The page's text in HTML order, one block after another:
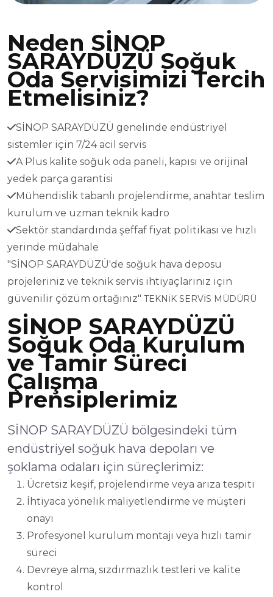
Neden SİNOP
SARAYDÜZÜ Soğuk
Oda Servisimizi Tercih
Etmelisiniz?
SİNOP SARAYDÜZÜ genelinde endüstriyel
sistemler için 7/24 acil servis
A Plus kalite soğuk oda paneli, kapısı ve orijinal
yedek parça garantisi
Mühendislik tabanlı projelendirme, anahtar teslim
kurulum ve uzman teknik kadro
Sektör standardında şeffaf fiyat politikası ve hızlı
yerinde müdahale
"SİNOP SARAYDÜZÜ'de soğuk hava deposu
projeleriniz ve teknik servis ihtiyaçlarınız için
güvenilir çözüm ortağınız" TEKNİK SERVİS MÜDÜRÜ
SİNOP SARAYDÜZÜ
Soğuk Oda Kurulum
ve Tamir Süreci
Çalışma
Prensiplerimiz
SİNOP SARAYDÜZÜ bölgesindeki tüm
endüstriyel soğuk hava depoları ve
şoklama odaları için süreçlerimiz:
Ücretsiz keşif, projelendirme veya arıza tespiti
İhtiyaca yönelik maliyetlendirme ve müşteri
onayı
Profesyonel kurulum montajı veya hızlı tamir
süreci
Devreye alma, sızdırmazlık testleri ve kalite
kontrol